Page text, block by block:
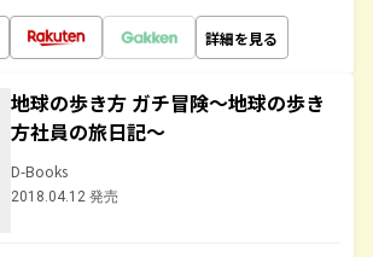
詳細を見る
地球の歩き方 ガチ冒険～地球の歩き
方社員の旅日記～
D-Books
2018.04.12 発売